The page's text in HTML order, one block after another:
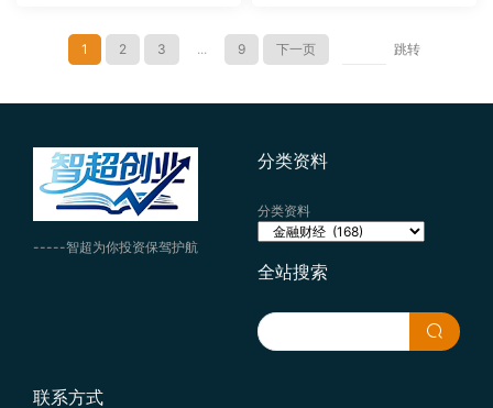
1 2 3 ... 9 下一页 跳转
-----智超为你投资保驾护航
分类资料
分类资料
全站搜索
联系方式